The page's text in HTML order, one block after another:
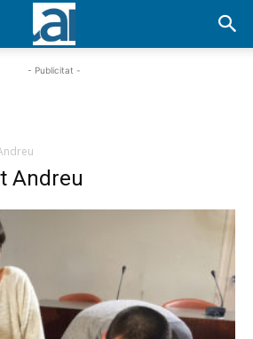
- Publicitat -
Andreu